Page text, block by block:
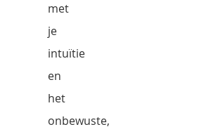
met
je
intuïtie
en
het
onbewuste,